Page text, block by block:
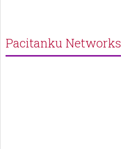
Pacitanku Networks